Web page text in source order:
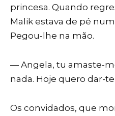
princesa. Quando
Malik estava de pé
Pegou-lhe na mão.
— Angela, tu amaste-
nada. Hoje quero dar-
Os convidados, que